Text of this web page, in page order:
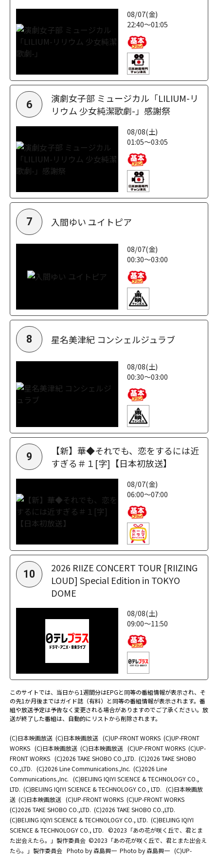
08/07(金)
22:40～01:05
6
演劇女子部 ミュージカル「LILIUM-リ
リウム 少女純潔歌劇-」感謝祭
08/08(土)
01:05～03:05
7 入間ゆい ユイトピア
08/07(金)
00:30～03:00
8 星名美津紀 コンシェルジュラブ
08/08(土)
00:30～03:00
9
【新】華◆それでも、恋をするには近
すぎる＃１[字]【日本初放送】
08/07(金)
06:00～07:00
10
2026 RIIZE CONCERT TOUR [RIIZING
LOUD] Special Edition in TOKYO
DOME
08/08(土)
09:00～11:50
このサイトでは、当日から1週間分はEPGと同等の番組情報が表示され、そ
の先1か月後まではガイド誌（有料）と同等の番組情報が表示されます。番
組や放送予定は予告なく変更される場合がありますのでご了承ください。放
送が終了した番組は、自動的にリストから削除されます。
(C)日本映画放送 (C)日本映画放送 (C)UP-FRONT WORKS (C)UP-FRONT
WORKS (C)日本映画放送 (C)日本映画放送 (C)UP-FRONT WORKS (C)UP-
FRONT WORKS (C)2026 TAKE SHOBO CO.,LTD. (C)2026 TAKE SHOBO
CO.,LTD. (C)2026 Line Communications.,Inc. (C)2026 Line
Communications.,Inc. (C)BEIJING IQIYI SCIENCE & TECHNOLOGY CO.,
LTD. (C)BEIJING IQIYI SCIENCE & TECHNOLOGY CO., LTD. (C)日本映画放
送 (C)日本映画放送 (C)UP-FRONT WORKS (C)UP-FRONT WORKS
(C)2026 TAKE SHOBO CO.,LTD. (C)2026 TAKE SHOBO CO.,LTD.
(C)BEIJING IQIYI SCIENCE & TECHNOLOGY CO., LTD. (C)BEIJING IQIYI
SCIENCE & TECHNOLOGY CO., LTD. ©2023「あの花が咲く丘で、君とま
た出会えたら。」製作委員会 ©2023「あの花が咲く丘で、君とまた出会え
たら。」製作委員会 Photo by 森島興一 Photo by 森島興一 (C)UP-